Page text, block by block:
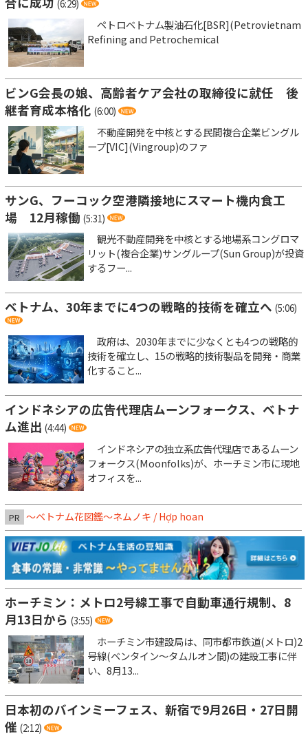
(6:29)
ペトロベトナム製油石化[BSR](Petrovietnam
Refining and Petrochemical
ビンG会長の娘、高齢者ケア会社の取締役に就任 後
継者育成本格化 (6:00)
不動産開発を中核とする民間複合企業ビングル
ープ[VIC](Vingroup)のファ
サンG、フーコック空港隣接地にスマート機内食工
場 12月稼働 (5:31)
観光不動産開発を中核とする地場系コングロマ
リット(複合企業)サングループ(Sun Group)が投資
するフー...
ベトナム、30年までに4つの戦略的技術を確立へ (5:06)
政府は、2030年までに少なくとも4つの戦略的
技術を確立し、15の戦略的技術製品を開発・商業
化すること...
インドネシアの広告代理店ムーンフォークス、ベトナ
ム進出 (4:44)
インドネシアの独立系広告代理店であるムーン
フォークス(Moonfolks)が、ホーチミン市に現地
オフィスを...
PR ～ベトナム花図鑑～ネムノキ / Hợp hoan
ホーチミン：メトロ2号線工事で自動車通行規制、8
月13日から (3:55)
ホーチミン市建設局は、同市都市鉄道(メトロ)2
号線(ベンタイン～タムルオン間)の建設工事に伴
い、8月13...
日本初のバインミーフェス、新宿で9月26日・27日開
催 (2:12)